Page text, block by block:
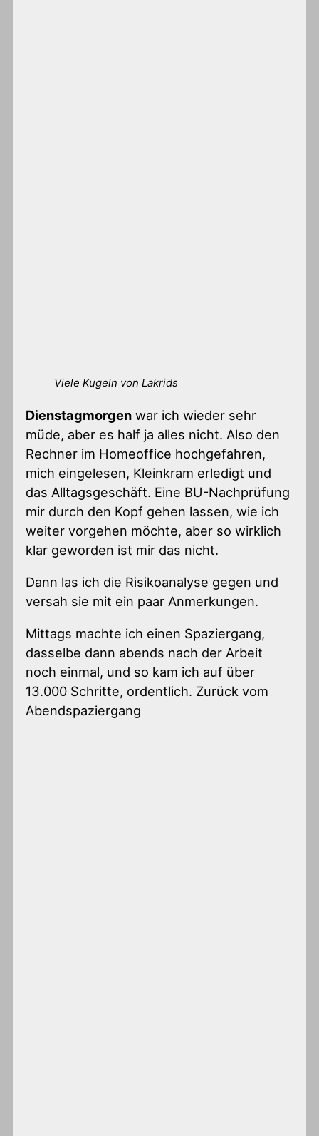
Viele Kugeln von Lakrids
Dienstagmorgen war ich wieder sehr
müde, aber es half ja alles nicht. Also den
Rechner im Homeoffice hochgefahren,
mich eingelesen, Kleinkram erledigt und
das Alltagsgeschäft. Eine BU-Nachprüfung
mir durch den Kopf gehen lassen, wie ich
weiter vorgehen möchte, aber so wirklich
klar geworden ist mir das nicht.
Dann las ich die Risikoanalyse gegen und
versah sie mit ein paar Anmerkungen.
Mittags machte ich einen Spaziergang,
dasselbe dann abends nach der Arbeit
noch einmal, und so kam ich auf über
13.000 Schritte, ordentlich. Zurück vom
Abendspaziergang